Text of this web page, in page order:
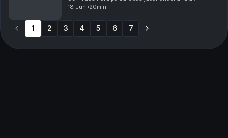
världskriget. Ungefär sex miljoner judar mördades,
såg...
18 Juni 20min
1 2 3 4 5 6 7